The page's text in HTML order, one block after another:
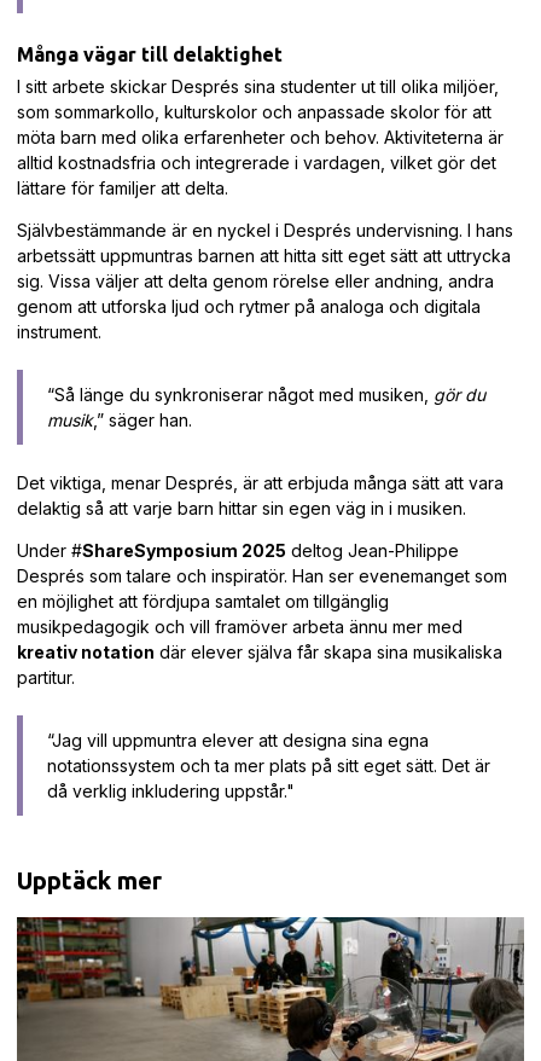
Många vägar till delaktighet
I sitt arbete skickar Després sina studenter ut till olika miljöer,
som sommarkollo, kulturskolor och anpassade skolor för att
möta barn med olika erfarenheter och behov. Aktiviteterna är
alltid kostnadsfria och integrerade i vardagen, vilket gör det
lättare för familjer att delta.
Självbestämmande är en nyckel i Després undervisning. I hans
arbetssätt uppmuntras barnen att hitta sitt eget sätt att uttrycka
sig. Vissa väljer att delta genom rörelse eller andning, andra
genom att utforska ljud och rytmer på analoga och digitala
instrument.
“Så länge du synkroniserar något med musiken, gör du
musik,” säger han.
Det viktiga, menar Després, är att erbjuda många sätt att vara
delaktig så att varje barn hittar sin egen väg in i musiken.
Under #ShareSymposium 2025 deltog Jean-Philippe
Després som talare och inspiratör. Han ser evenemanget som
en möjlighet att fördjupa samtalet om tillgänglig
musikpedagogik och vill framöver arbeta ännu mer med
kreativ notation där elever själva får skapa sina musikaliska
partitur.
“Jag vill uppmuntra elever att designa sina egna
notationssystem och ta mer plats på sitt eget sätt. Det är
då verklig inkludering uppstår."
Upptäck mer